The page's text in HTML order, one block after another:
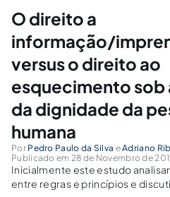
O direito a
informação/
versus o direito ao
esquecimento sob
da dignidade da
humana
Por Pedro Paulo da Silva eAdriano
Publicado em 28 de Novembro de
Inicialmente este estudo
entre regras e princípios e